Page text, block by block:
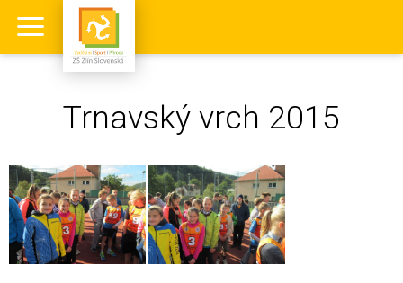
Trnavský vrch 2015